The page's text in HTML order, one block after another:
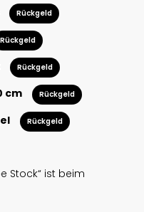
Rückgeld
Rückgeld
Rückgeld
cm Rückgeld
Rückgeld
Stock“ ist beim